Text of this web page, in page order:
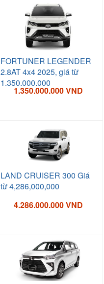
FORTUNER LEGENDER
2.8AT 4x4 2025, giá từ
1.350.000.000
1.350.000.000 VND
LAND CRUISER 300 Giá
từ 4,286,000,000
4.286.000.000 VND